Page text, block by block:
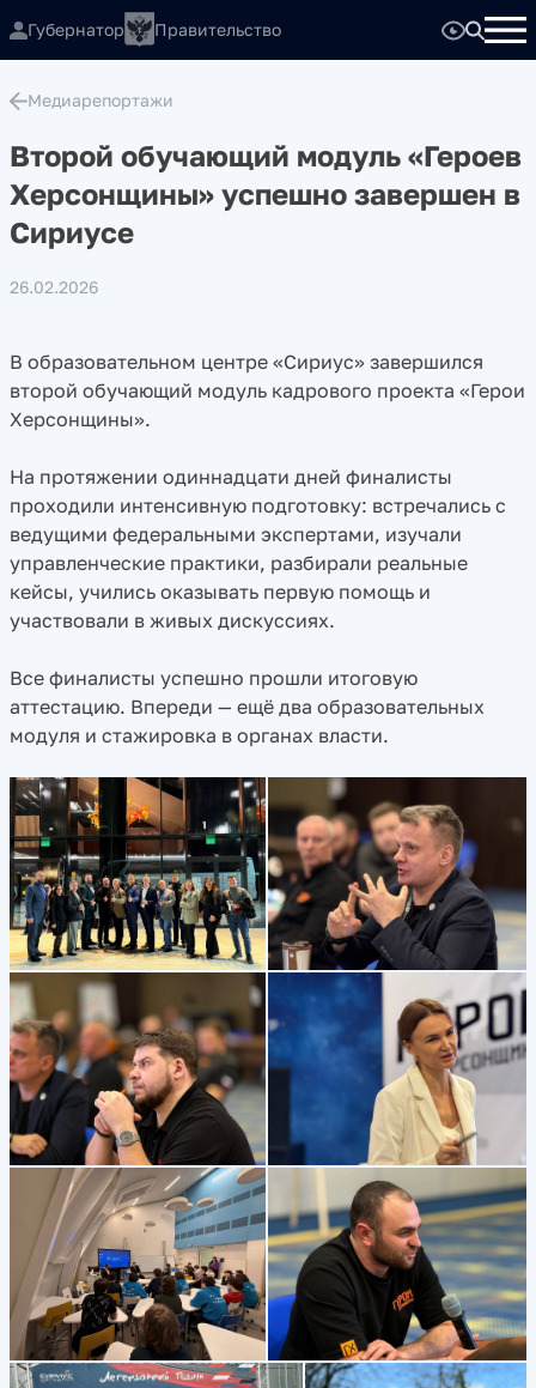
Губернатор Правительство
Медиарепортажи
Второй обучающий модуль «Героев
Херсонщины» успешно завершен в
Сириусе
26.02.2026
В образовательном центре «Сириус» завершился
второй обучающий модуль кадрового проекта «Герои
Херсонщины».
На протяжении одиннадцати дней финалисты
проходили интенсивную подготовку: встречались с
ведущими федеральными экспертами, изучали
управленческие практики, разбирали реальные
кейсы, учились оказывать первую помощь и
участвовали в живых дискуссиях.
Все финалисты успешно прошли итоговую
аттестацию. Впереди — ещё два образовательных
модуля и стажировка в органах власти.